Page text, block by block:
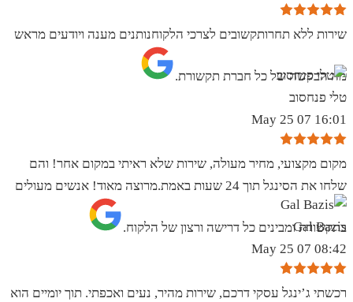
שירות ללא תחרותקשובים לצרכי הלקוחנותנים מענה ויודעים מראש
מה הבקשה של כל חברת תקשורת.
טלי פנחסוב
16:01 07 May 25
מקום מקצועי, מחיר מעולה, שירות שלא ראיתי במקום אחר! והם
שלחו את הסינגל תוך 24 שעות באמת.מרוצה מאוד! אנשים מעולים
בתקשורת ומבינים כל דרישה ורצון של הלקוח.
Gal Bazis
08:42 07 May 25
רכשתי ג’ינגל עסקי דרכם, שירות מהיר, נעים ואכפתי. תוך יומיים הוא